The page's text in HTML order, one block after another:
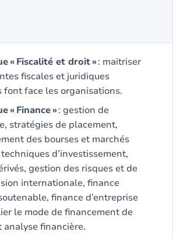
« Fiscalité et droit »: maitriser
fiscales et juridiques
font face les organisations.
« Finance »: gestion de
stratégies de placement,
des bourses et marchés
d’investissement,
gestion des risques et de
internationale, finance
finance d’entreprise
le mode de financement de
analyse financière.